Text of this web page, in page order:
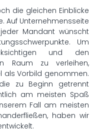
die gleichen Einblicke
Auf Unternehmensseite
Mandant wünscht
Um
und den
Raum zu verleihen,
als Vorbild genommen.
zu Beginn getrennt
am meisten Spaß
Fall am meisten
haben wir